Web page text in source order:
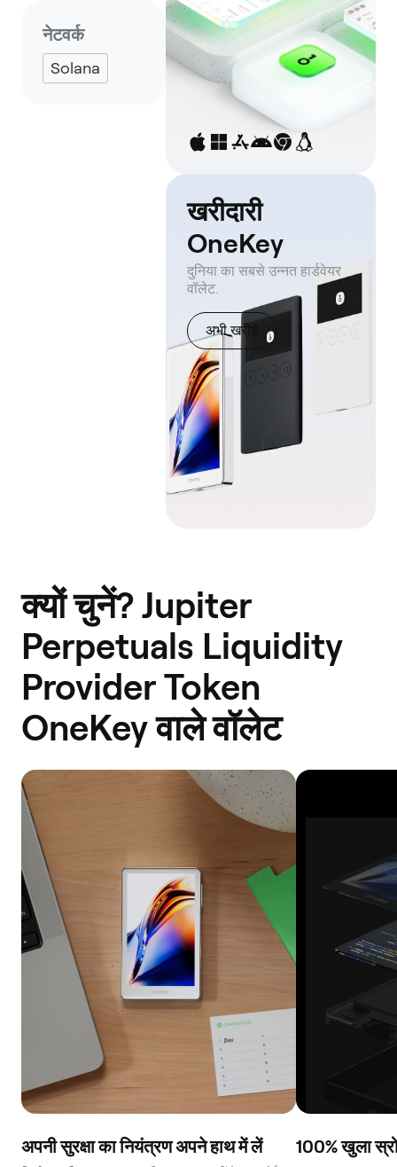
नेटवर्क
Solana
खरीदारी
OneKey
दुनिया का सबसे उन्नत हार्डवेयर
वॉलेट.
अभी खरीदें
क्यों चुनें? Jupiter
Perpetuals Liquidity
Provider Token
OneKey वाले वॉलेट
अपनी सुरक्षा का नियंत्रण अपने हाथ में लें 100% खुला